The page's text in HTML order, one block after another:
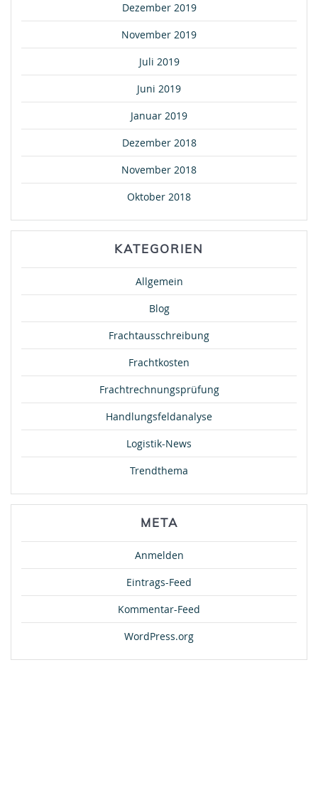
Dezember 2019
November 2019
Juli 2019
Juni 2019
Januar 2019
Dezember 2018
November 2018
Oktober 2018
KATEGORIEN
Allgemein
Blog
Frachtausschreibung
Frachtkosten
Frachtrechnungsprüfung
Handlungsfeldanalyse
Logistik-News
Trendthema
META
Anmelden
Eintrags-Feed
Kommentar-Feed
WordPress.org